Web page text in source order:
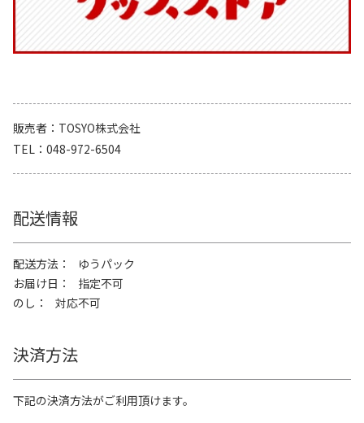
販売者
TOSYO株式会社
TEL
048-972-6504
配送情報
配送方法
ゆうパック
お届け日
指定不可
のし
対応不可
決済方法
下記の決済方法がご利用頂けます。